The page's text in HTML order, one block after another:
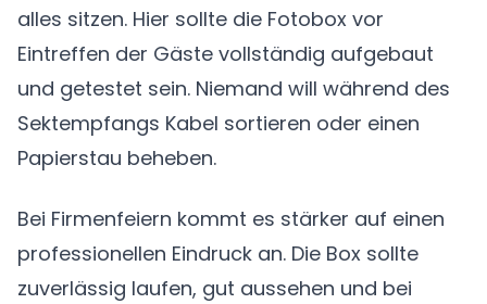
alles sitzen. Hier sollte die Fotobox vor
Eintreffen der Gäste vollständig aufgebaut
und getestet sein. Niemand will während des
Sektempfangs Kabel sortieren oder einen
Papierstau beheben.
Bei Firmenfeiern kommt es stärker auf einen
professionellen Eindruck an. Die Box sollte
zuverlässig laufen, gut aussehen und bei